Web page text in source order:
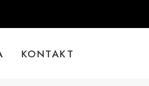
KONTAKT